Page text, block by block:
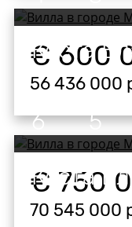
Вилла в городе
Коста
€ 600
56 436 000
Вилла в городе
Коста
6 5
€ 750
70 545 000